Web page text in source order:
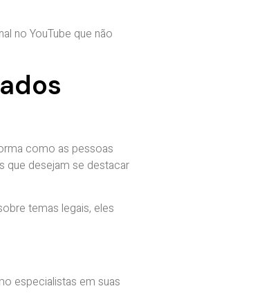
no YouTube que não
como as pessoas
que desejam se destacar
temas legais, eles
especialistas em suas